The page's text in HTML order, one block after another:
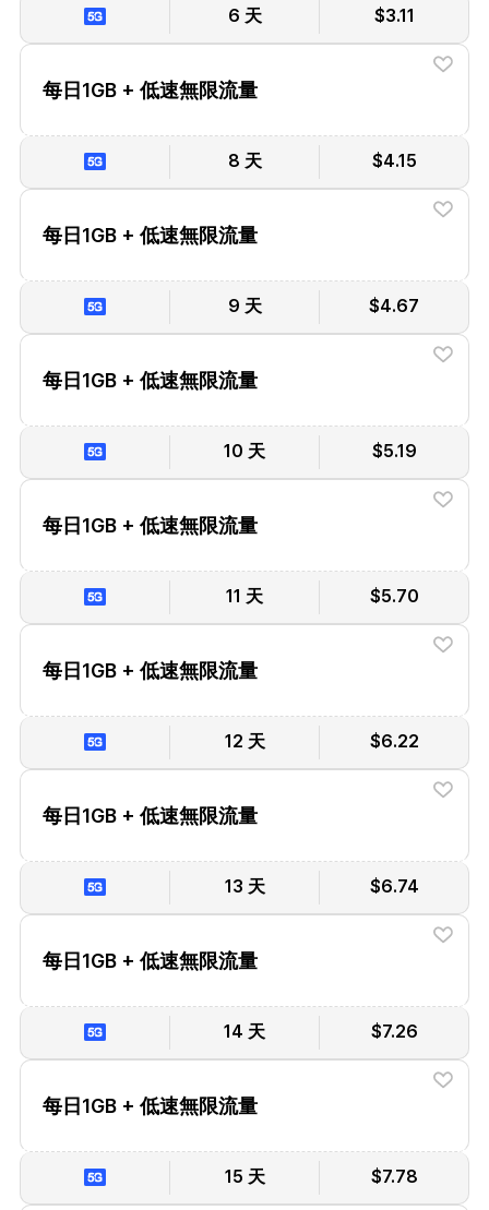
6 天 $3.11
每日1GB + 低速無限流量
8 天 $4.15
每日1GB + 低速無限流量
9 天 $4.67
每日1GB + 低速無限流量
10 天 $5.19
每日1GB + 低速無限流量
11 天 $5.70
每日1GB + 低速無限流量
12 天 $6.22
每日1GB + 低速無限流量
13 天 $6.74
每日1GB + 低速無限流量
14 天 $7.26
每日1GB + 低速無限流量
15 天 $7.78